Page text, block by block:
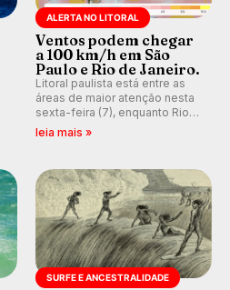
ALERTA NO LITORAL
Ventos podem chegar
a 100 km/h em São
Paulo e Rio de Janeiro.
Litoral paulista está entre as
áreas de maior atenção nesta
sexta-feira (7), enquanto Rio
de Janeiro também recebe
km/h em Itanhaém.
leia mais »
SURFE E ANCESTRALIDADE